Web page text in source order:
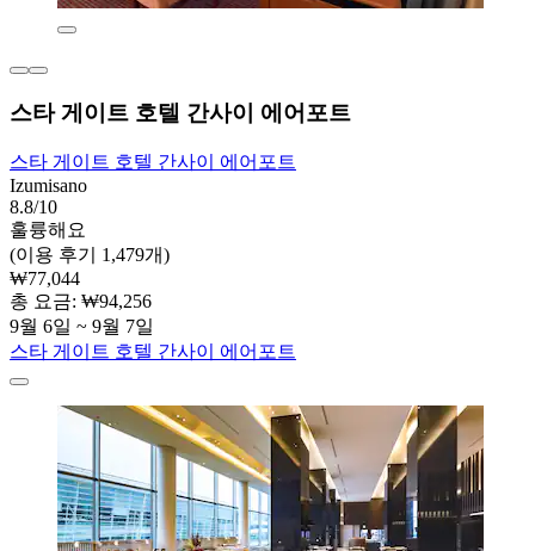
스타 게이트 호텔 간사이 에어포트
스타 게이트 호텔 간사이 에어포트
Izumisano
8.8/10
훌륭해요
(이용 후기 1,479개)
₩77,044
총 요금: ₩94,256
9월 6일 ~ 9월 7일
스타 게이트 호텔 간사이 에어포트